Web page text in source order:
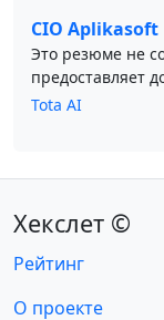
CIO Aplikasoft
Это резюме не
предоставляет
Tota AI
Хекслет ©
Рейтинг
О проекте